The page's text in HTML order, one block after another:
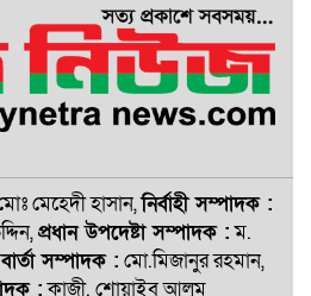
মেহেদী হাসান,নির্বাহী সম্পাদক :
প্রধান উপদেষ্টা সম্পাদক :ম.
বার্তা সম্পাদক : মো.মিজানুর রহমান,
:কাজী. শোয়াইব আলম